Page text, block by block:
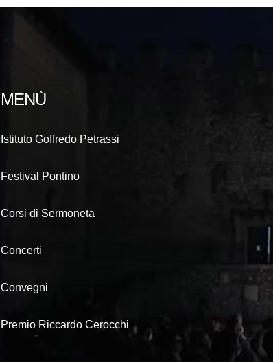
MENÙ
Istituto Goffredo Petrassi
Festival Pontino
Corsi di Sermoneta
Concerti
Convegni
Premio Riccardo Cerocchi